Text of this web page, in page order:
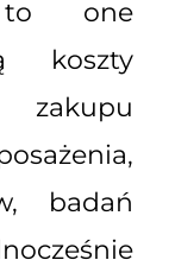
one
koszty
zakupu
badań